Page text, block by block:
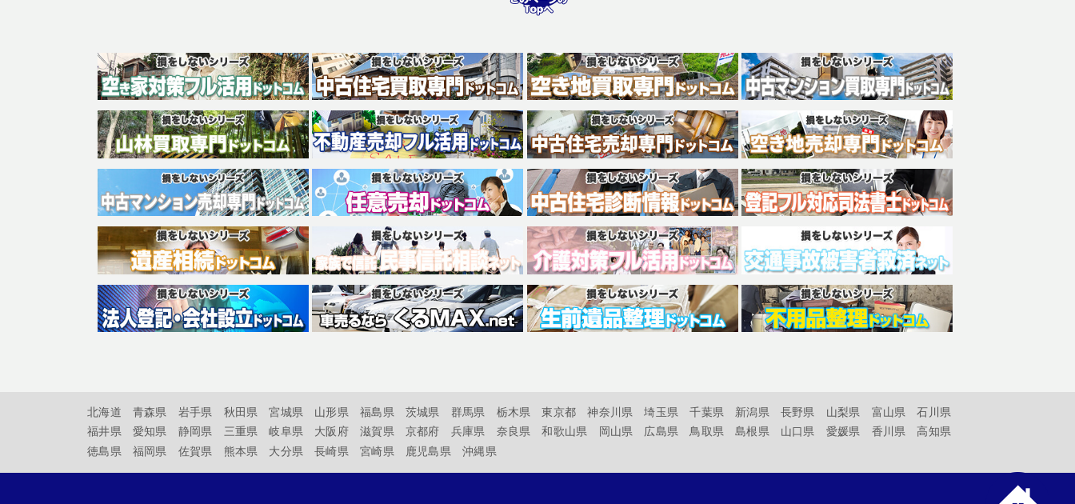
北海道 青森県 岩手県 秋田県 宮城県 山形県 福島県 茨城県 群馬県 栃木県 東京都 神奈川県 埼玉県 千葉県 新潟県 長野県 山梨県 富山県
石川県
福井県
愛知県 静岡県 三重県 岐阜県 大阪府 滋賀県 京都府 兵庫県 奈良県 和歌山県 岡山県 広島県 鳥取県 島根県 山口県 愛媛県 香川県
高知県
徳島県
福岡県 佐賀県 熊本県 大分県 長崎県 宮崎県 鹿児島県 沖縄県